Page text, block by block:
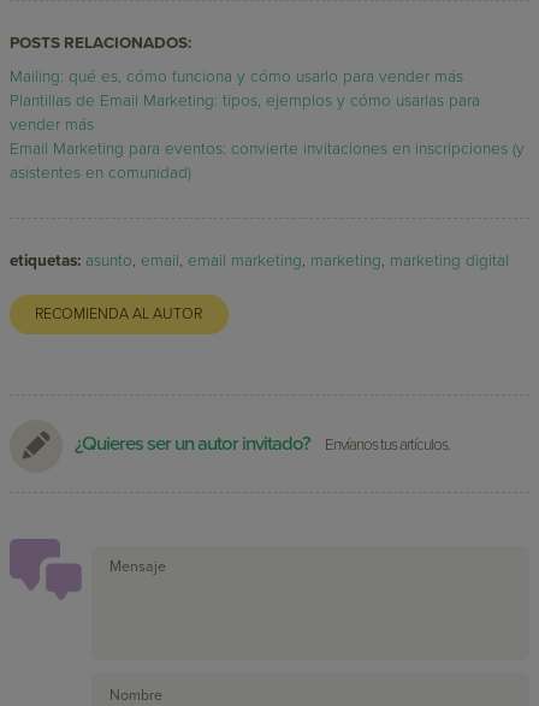
POSTS RELACIONADOS:
Mailing: qué es, cómo funciona y cómo usarlo para vender más
Plantillas de Email Marketing: tipos, ejemplos y cómo usarlas para
vender más
Email Marketing para eventos: convierte invitaciones en inscripciones (y
asistentes en comunidad)
etiquetas: asunto,email,email marketing, marketing, marketing digital
RECOMIENDA AL AUTOR
¿Quieres ser un autor invitado? Envíanos tus artículos.